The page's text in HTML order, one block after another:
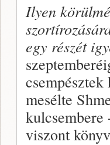
Ilyen
egy részét
mesélte
kulcsembere
viszont